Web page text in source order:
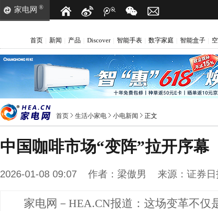
家电网 ®
首页 新闻 产品 Discover 智能手表 数字家庭 智能盒子
首页 生活小家电 小电新闻 正文
中国咖啡市场“变阵”拉开序幕
2026-01-08 09:07 作者： 梁傲男 来源： 证券日
家电网－HEA.CN报道： 这场变革不仅